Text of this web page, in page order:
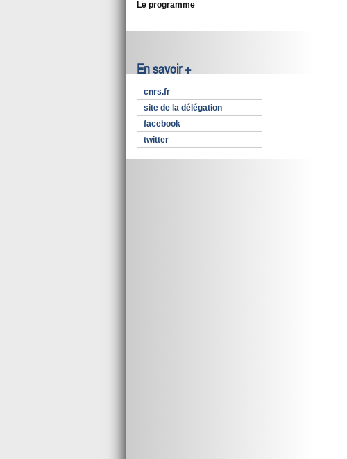
Le programme
En savoir +
cnrs.fr
site de la délégation
facebook
twitter